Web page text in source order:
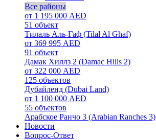
Все районы
от 1 195 000 AED
51 объект
Тилаль Аль-Гаф (Tilal Al Ghaf)
от 369 995 AED
91 объект
Дамак Хиллз 2 (Damac Hills 2)
от 322 000 AED
125 объектов
Дубайленд (Dubai Land)
от 1 100 000 AED
55 объектов
Арабское Ранчо 3 (Arabian Ranches 3)
Новости
Вопрос-Ответ